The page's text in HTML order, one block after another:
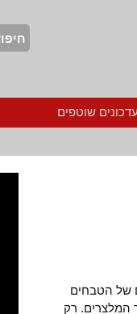
חיפוש
שוטפים
של הטבחים
רק